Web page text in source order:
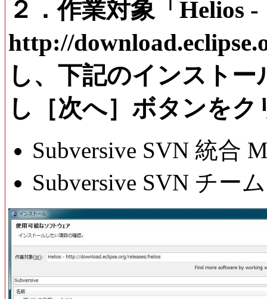
２．作業対象「Helios -
http://
し、下記のインスト
し［次へ］ボタンを
Subversive SVN 統合
Subversive SVN チー